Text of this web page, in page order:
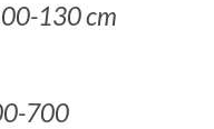
130 cm
700